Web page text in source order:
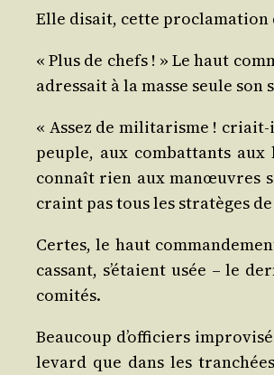
Elle disait, cette pro­cla­ma­tion
« Plus de chefs ! » Le haut
adres­sait à la masse seule son
« Assez de mili­ta­risme ! criait-
peuple, aux com­bat­tants
connaît rien aux manœuvres
craint pas tous les stra­tèges
Certes, le haut
cas­sant, s’étaient usée – le
comités.
Beau­coup d’officiers
le­vard que dans les